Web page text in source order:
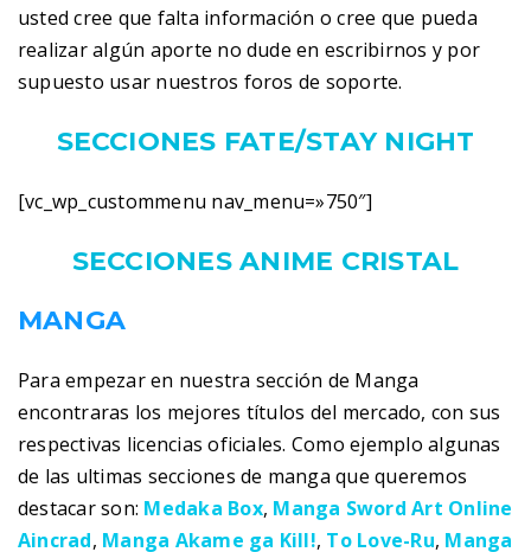
usted cree que falta información o cree que pueda
realizar algún aporte no dude en escribirnos y por
supuesto usar nuestros foros de soporte.
SECCIONES FATE/STAY NIGHT
[vc_wp_custommenu nav_menu=»750″]
SECCIONES ANIME CRISTAL
MANGA
Para empezar en nuestra sección de Manga
encontraras los mejores títulos del mercado, con sus
respectivas licencias oficiales. Como ejemplo algunas
de las ultimas secciones de manga que queremos
destacar son: Medaka Box, Manga Sword Art Online
Aincrad, Manga Akame ga Kill!, To Love-Ru, Manga